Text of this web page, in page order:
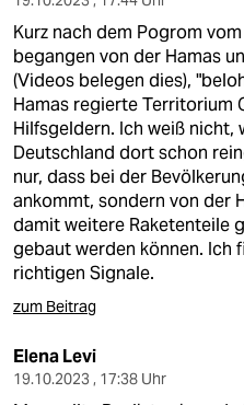
Kurz nach dem Pogrom
begangen von der Hamas
(Videos belegen dies),
Hamas regierte Territorium
Hilfsgeldern. Ich weiß nicht,
Deutschland dort schon
nur, dass bei der
ankommt, sondern von der
damit weitere Raketenteile
gebaut werden können. Ich
richtigen Signale.
zum Beitrag
Elena Levi
19.10.2023 , 17:38 Uhr